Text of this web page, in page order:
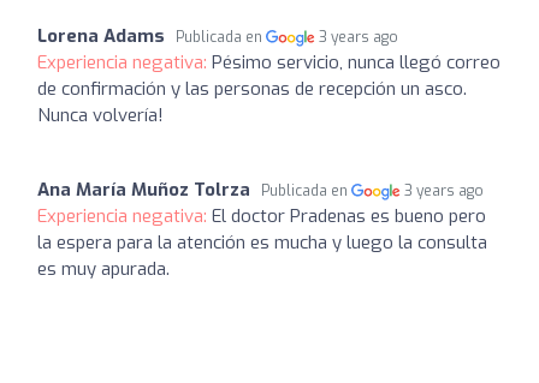
Lorena Adams Publicada en 3 years ago
Experiencia negativa: Pésimo servicio, nunca llegó correo
de confirmación y las personas de recepción un asco.
Nunca volvería!
Ana María Muñoz Tolrza Publicada en 3 years ago
Experiencia negativa: El doctor Pradenas es bueno pero
la espera para la atención es mucha y luego la consulta
es muy apurada.